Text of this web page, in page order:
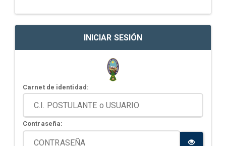
INICIAR SESIÓN
Carnet de identidad:
Contraseña: